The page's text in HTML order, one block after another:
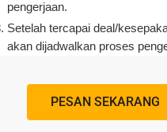
pengerjaan.
Setelah tercapai deal/
akan dijadwalkan proses
PESAN SEKARANG